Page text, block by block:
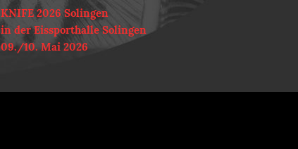
KNIFE 2026 Solingen
in der Eissporthalle Solingen
09./10. Mai 2026